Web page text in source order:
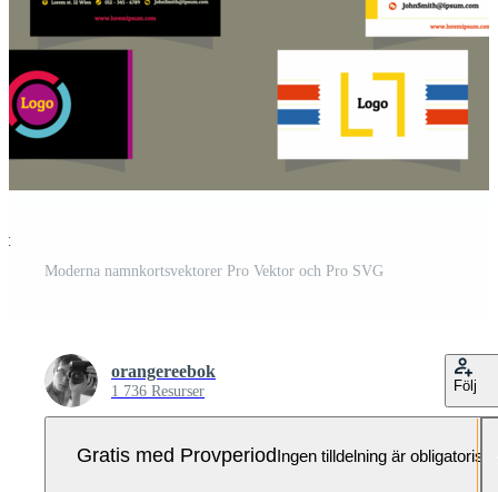
Moderna namnkortsvektorer Pro Vektor och Pro SVG
orangereebok
1 736 Resurser Följ
Gratis med ProvperiodIngen tilldelning är obligatorisk